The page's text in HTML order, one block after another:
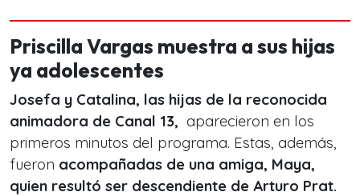
Priscilla Vargas muestra a sus hijas
ya adolescentes
Josefa y Catalina, las hijas de la reconocida
animadora de Canal 13, aparecieron en los
primeros minutos del programa. Estas, además,
fueron acompañadas de una amiga, Maya,
quien resultó ser descendiente de Arturo Prat.